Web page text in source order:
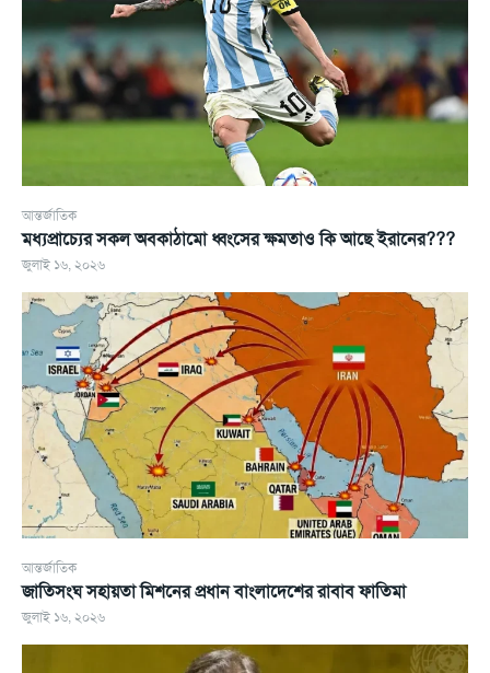
আন্তর্জাতিক
মধ্যপ্রাচ্যের সকল অবকাঠামো ধ্বংসের ক্ষমতাও কি আছে ইরানের???
জুলাই ১৬, ২০২৬
আন্তর্জাতিক
জাতিসংঘ সহায়তা মিশনের প্রধান বাংলাদেশের রাবাব ফাতিমা
জুলাই ১৬, ২০২৬